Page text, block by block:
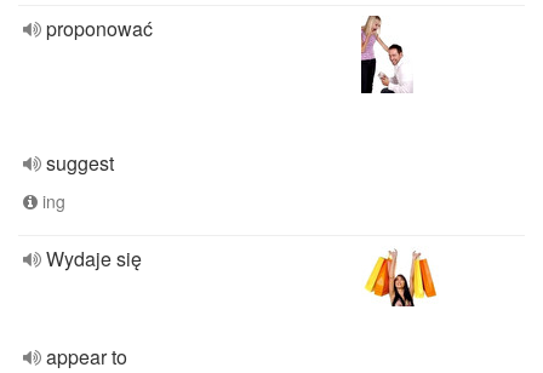
proponować
suggest
ing
Wydaje się
appear to